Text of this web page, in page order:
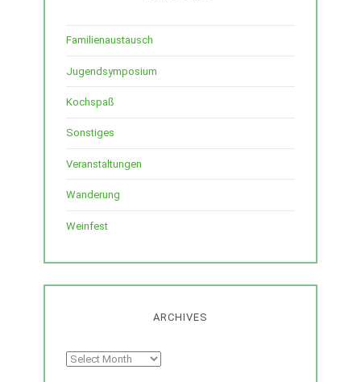
Familienaustausch
Jugendsymposium
Kochspaß
Sonstiges
Veranstaltungen
Wanderung
Weinfest
ARCHIVES
Archives